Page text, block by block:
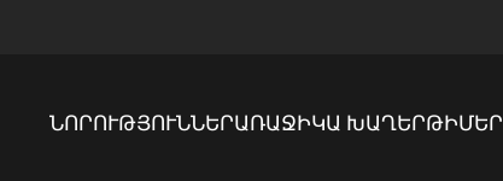
ՆՈՐՈՒԹՅՈՒՆՆԵՐԱՌԱՋԻԿԱ ԽԱՂԵՐԹԻՄԵՐ